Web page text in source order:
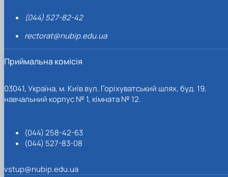
(044) 527-82-42
rectorat@nubip.edu.ua
Приймальна комісія
03041, Україна, м. Київ вул. Горіхуватський шлях, буд. 19,
навчальний корпус № 1, кімната № 12.
(044) 258-42-63
(044) 527-83-08
vstup@nubip.edu.ua